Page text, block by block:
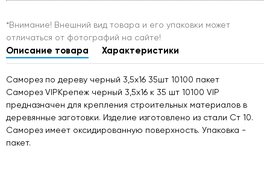
*Внимание! Внешний вид товара и его упаковки может
отличаться от фотографий на сайте!
Описание товара Характеристики
Саморез по дереву черный 3,5х16 35шт 10100 пакет
Саморез VIPКрепеж черный 3,5х16 к 35 шт 10100 VIP
предназначен для крепления строительных материалов в
деревянные заготовки. Изделие изготовлено из стали Ст 10.
Саморез имеет оксидированную поверхность. Упаковка -
пакет.